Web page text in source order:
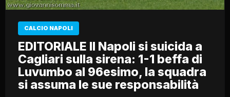
CALCIO NAPOLI
EDITORIALE Il Napoli si suicida a
Cagliari sulla sirena: 1-1 beffa di
Luvumbo al 96esimo, la squadra
si assuma le sue responsabilità